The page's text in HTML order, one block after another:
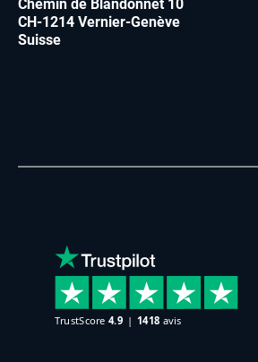
Chemin de Blandonnet 10
CH-1214 Vernier-Genève
Suisse